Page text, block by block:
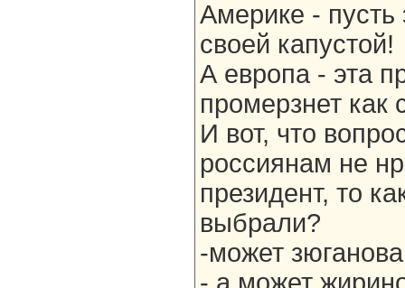
Америке - пусть
своей капустой!
А европа - эта
промерзнет как
И вот, что
россиянам не
президент, то
выбрали?
-может зюганова